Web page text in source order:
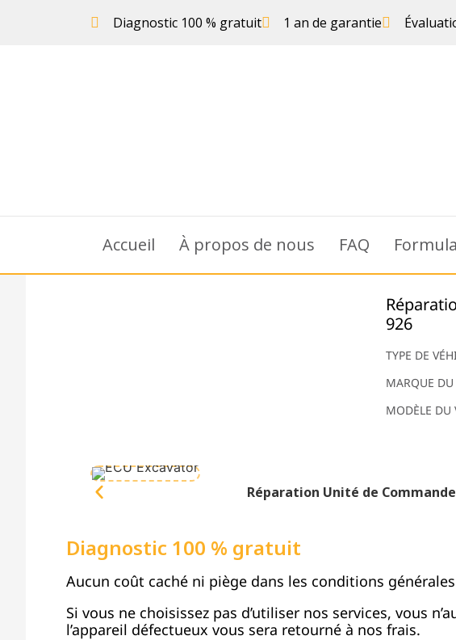
Diagnostic 100 % gratuit 1 an de garantie
Accueil À propos de nous FAQ
926
TYPE DE
MARQUE DU
MODÈLE DU
Réparation Unité de
Diagnostic 100 % gratuit
Aucun coût caché ni piège dans les conditions
Si vous ne choisissez pas d’utiliser nos services, vous
l’appareil défectueux vous sera retourné à nos frais.